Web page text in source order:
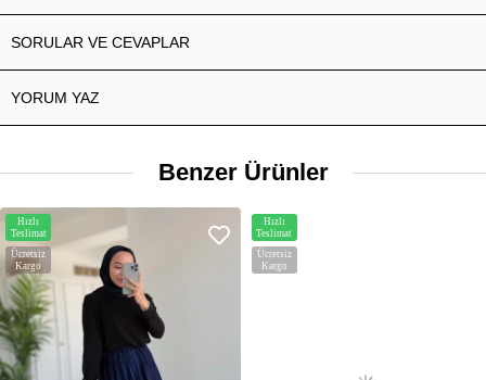
SORULAR VE CEVAPLAR
YORUM YAZ
Benzer Ürünler
Ücretsiz
Kargo
Hızlı
Teslimat
Ücretsiz
Kargo
Hızlı
Teslimat